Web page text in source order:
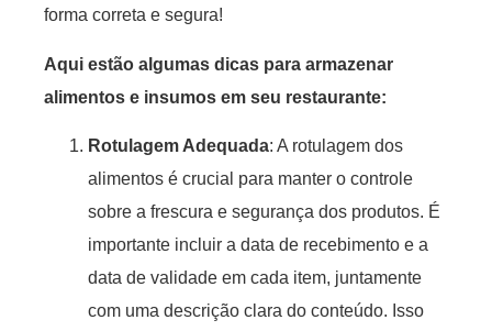
forma correta e segura!
Aqui estão algumas dicas para armazenar
alimentos e insumos em seu restaurante:
Rotulagem Adequada: A rotulagem dos
alimentos é crucial para manter o controle
sobre a frescura e segurança dos produtos. É
importante incluir a data de recebimento e a
data de validade em cada item, juntamente
com uma descrição clara do conteúdo. Isso